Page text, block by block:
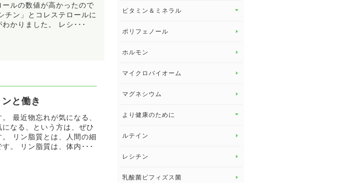
ルの数値が高かったので
チン」とコレステロールに
かりました。 レシ･･･
と働き
最近物忘れが気になる、
なる、という方は、ぜひ
リン脂質とは、人間の細
。 リン脂質は、体内･･･
健康セミナー
ビタミン＆ミネラル
ビタミン＆ミネラル トップ
ビタミンE
ポリフェノール
ホルモン
マイクロバイオーム
マグネシウム
より健康のために
より健康のために トップ
ルテイン
レシチン
乳酸菌ビフィズス菌